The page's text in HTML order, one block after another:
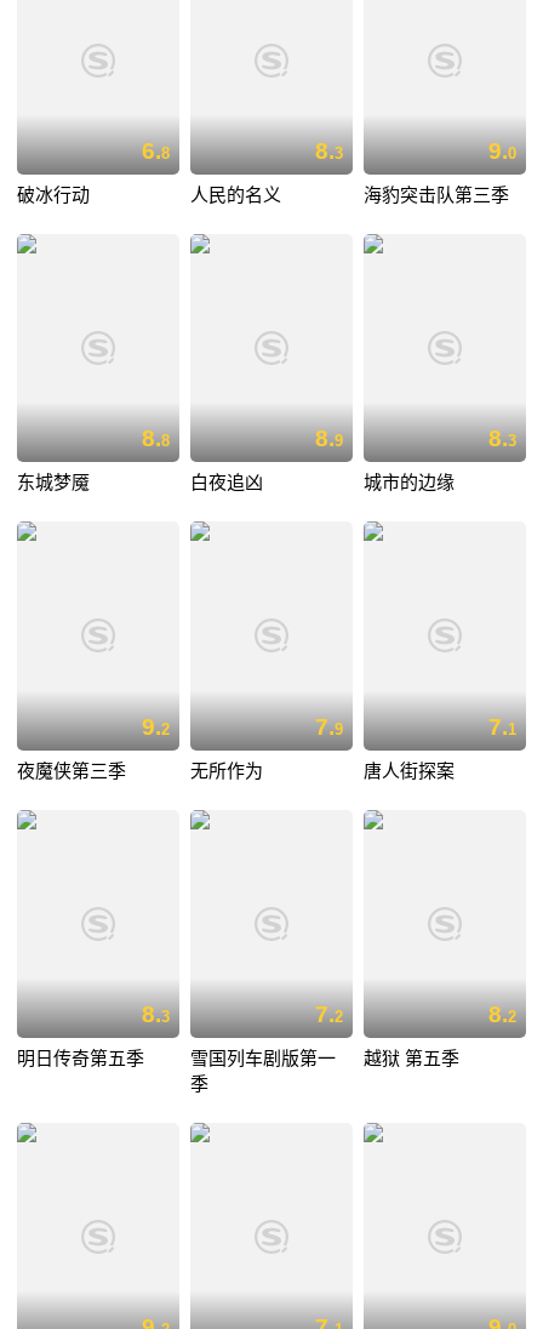
6.8
破冰行动
8.3
人民的名义
9.0
海豹突击队第三季
8.8
东城梦魇
8.9
白夜追凶
8.3
城市的边缘
9.2
夜魔侠第三季
7.9
无所作为
7.1
唐人街探案
8.3
明日传奇第五季
7.2
雪国列车剧版第一
季
8.2
越狱 第五季